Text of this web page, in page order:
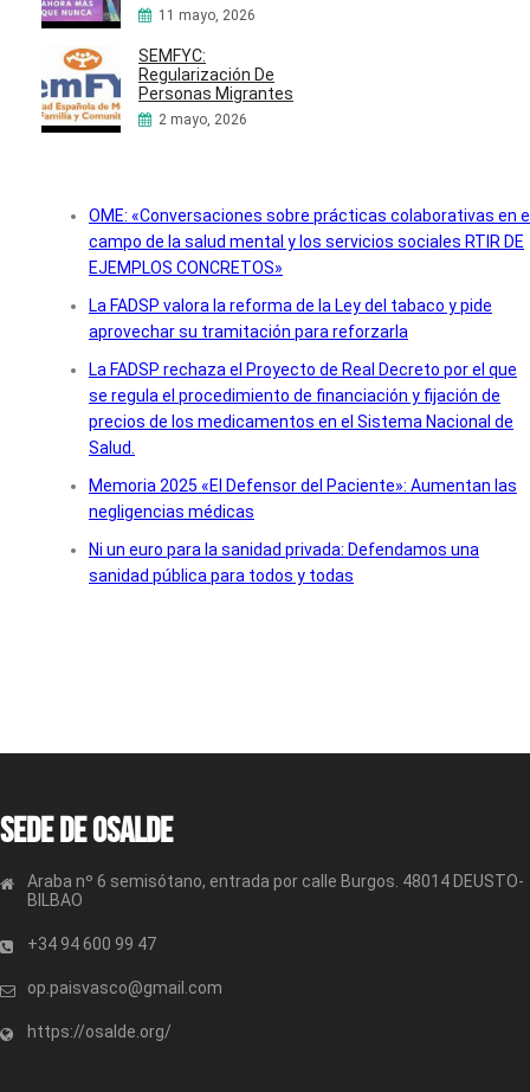
11 mayo, 2026
SEMFYC:
Regularización De
Personas Migrantes
2 mayo, 2026
OME: «Conversaciones sobre prácticas colaborativas en
campo de la salud mental y los servicios sociales RTIR DE
EJEMPLOS CONCRETOS»
La FADSP valora la reforma de la Ley del tabaco y pide
aprovechar su tramitación para reforzarla
La FADSP rechaza el Proyecto de Real Decreto por el que
se regula el procedimiento de financiación y fijación de
precios de los medicamentos en el Sistema Nacional de
Salud.
Memoria 2025 «El Defensor del Paciente»: Aumentan las
negligencias médicas
Ni un euro para la sanidad privada: Defendamos una
sanidad pública para todos y todas
Sede de OSALDE
Araba nº 6 semisótano, entrada por calle Burgos. 48014 DEUSTO-
BILBAO
+34 94 600 99 47
op.paisvasco@gmail.com
https://osalde.org/